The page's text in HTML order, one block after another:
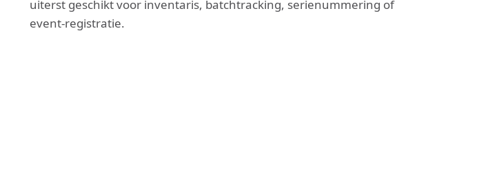
uiterst geschikt voor inventaris, batchtracking, serienummering of
event‑registratie.